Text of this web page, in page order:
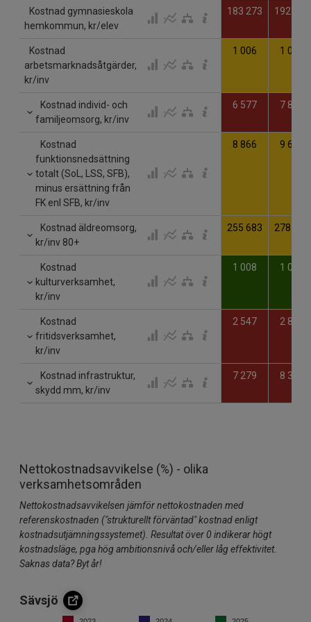
Kostnad gymnasieskola
hemkommun, kr/elev
183 273 192 033
Kostnad
arbetsmarknadsåtgärder,
kr/inv
1 006 1 037
Kostnad individ- och
familjeomsorg, kr/inv
6 577 7 855
Kostnad
funktionsnedsättning
totalt (SoL, LSS, SFB),
minus ersättning från
FK enl SFB, kr/inv
8 866 9 633
Kostnad äldreomsorg,
kr/inv 80+
255 683 278 919
Kostnad
kulturverksamhet,
kr/inv
1 008 1 085
Kostnad
fritidsverksamhet,
kr/inv
2 547 2 874
Kostnad infrastruktur,
skydd mm, kr/inv
7 279 8 308
Nettokostnadsavvikelse (%) - olika
verksamhetsområden
Nettokostnadsavvikelsen jämför nettokostnaden med
referenskostnaden ("strukturellt förväntad" kostnad enligt
kostnadsutjämningssystemet). Resultat över 0 indikerar högt
kostnadsläge, pga hög ambitionsnivå och/eller låg effektivitet.
Saknas data? Byt år!
Sävsjö